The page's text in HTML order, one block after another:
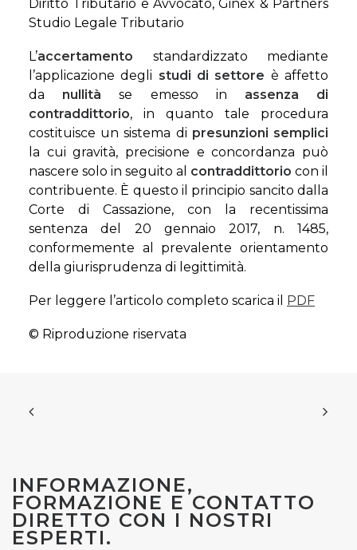
Diritto Tributario e Avvocato, Ginex & Partners
Studio Legale Tributario
L’accertamento standardizzato mediante
l’applicazione degli studi di settore è affetto
da nullità se emesso in assenza di
contraddittorio, in quanto tale procedura
costituisce un sistema di presunzioni semplici
la cui gravità, precisione e concordanza può
nascere solo in seguito al contraddittorio con il
contribuente. È questo il principio sancito dalla
Corte di Cassazione, con la recentissima
sentenza del 20 gennaio 2017, n. 1485,
conformemente al prevalente orientamento
della giurisprudenza di legittimità.
Per leggere l’articolo completo scarica il PDF
© Riproduzione riservata
INFORMAZIONE,
FORMAZIONE E CONTATTO
DIRETTO CON I NOSTRI
ESPERTI.